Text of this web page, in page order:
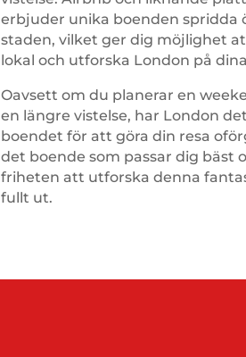
erbjuder unika boenden spridda
staden, vilket ger dig möjlighet
lokal och utforska London på
Oavsett om du planerar en
en längre vistelse, har London
boendet för att göra din resa
det boende som passar dig bäst
friheten att utforska denna
fullt ut.